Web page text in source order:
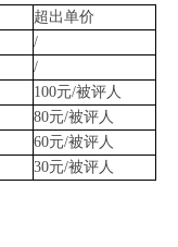
超出单价
/
/
100元/被评人
80元/被评人
60元/被评人
30元/被评人